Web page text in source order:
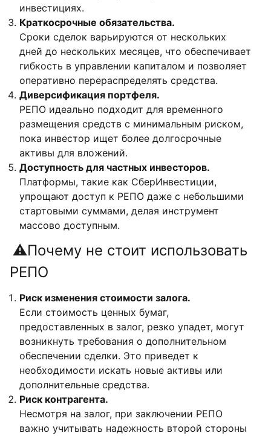
инвестициях.
Краткосрочные обязательства.
Сроки сделок варьируются от нескольких
дней до нескольких месяцев, что обеспечивает
гибкость в управлении капиталом и позволяет
оперативно перераспределять средства.
Диверсификация портфеля.
РЕПО идеально подходит для временного
размещения средств с минимальным риском,
пока инвестор ищет более долгосрочные
активы для вложений.
Доступность для частных инвесторов.
Платформы, такие как СберИнвестиции,
упрощают доступ к РЕПО даже с небольшими
стартовыми суммами, делая инструмент
массово доступным.
⚠️Почему не стоит использовать
РЕПО
Риск изменения стоимости залога.
Если стоимость ценных бумаг,
предоставленных в залог, резко упадет, могут
возникнуть требования о дополнительном
обеспечении сделки. Это приведет к
необходимости искать новые активы или
дополнительные средства.
Риск контрагента.
Несмотря на залог, при заключении РЕПО
важно учитывать надежность второй стороны